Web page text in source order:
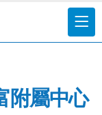
附屬中心